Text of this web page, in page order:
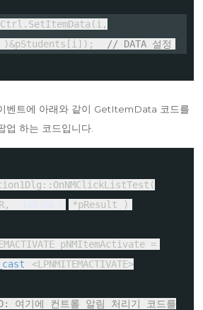
)&pStudents[i]);
// DATA 설정
벤트에 아래와 같이 GetItemData 코드를
업 하는 코드입니다.
*pResult )
pNMItemActivate =
<LPNMITEMACTIVATE>
여기에 컨트롤 알림 처리기 코드를